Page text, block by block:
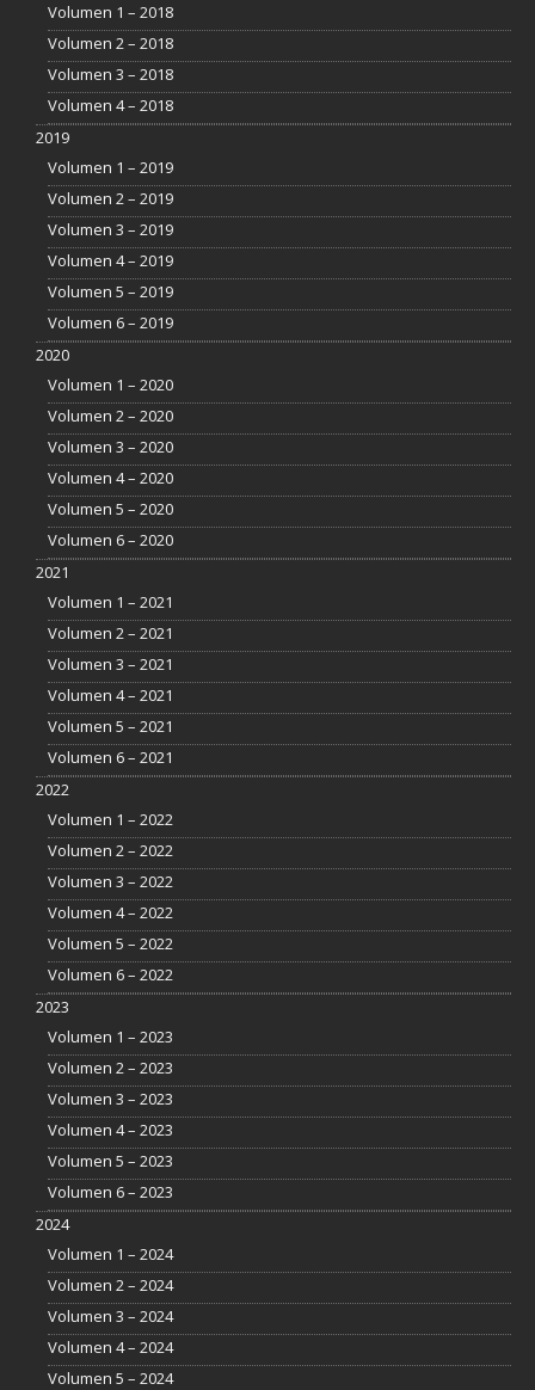
Volumen 1 – 2018
Volumen 2 – 2018
Volumen 3 – 2018
Volumen 4 – 2018
2019
Volumen 1 – 2019
Volumen 2 – 2019
Volumen 3 – 2019
Volumen 4 – 2019
Volumen 5 – 2019
Volumen 6 – 2019
2020
Volumen 1 – 2020
Volumen 2 – 2020
Volumen 3 – 2020
Volumen 4 – 2020
Volumen 5 – 2020
Volumen 6 – 2020
2021
Volumen 1 – 2021
Volumen 2 – 2021
Volumen 3 – 2021
Volumen 4 – 2021
Volumen 5 – 2021
Volumen 6 – 2021
2022
Volumen 1 – 2022
Volumen 2 – 2022
Volumen 3 – 2022
Volumen 4 – 2022
Volumen 5 – 2022
Volumen 6 – 2022
2023
Volumen 1 – 2023
Volumen 2 – 2023
Volumen 3 – 2023
Volumen 4 – 2023
Volumen 5 – 2023
Volumen 6 – 2023
2024
Volumen 1 – 2024
Volumen 2 – 2024
Volumen 3 – 2024
Volumen 4 – 2024
Volumen 5 – 2024